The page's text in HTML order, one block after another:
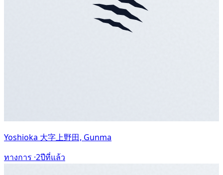
Yoshioka 大字上野田, Gunma
ทางการ ·2ปีที่แล้ว